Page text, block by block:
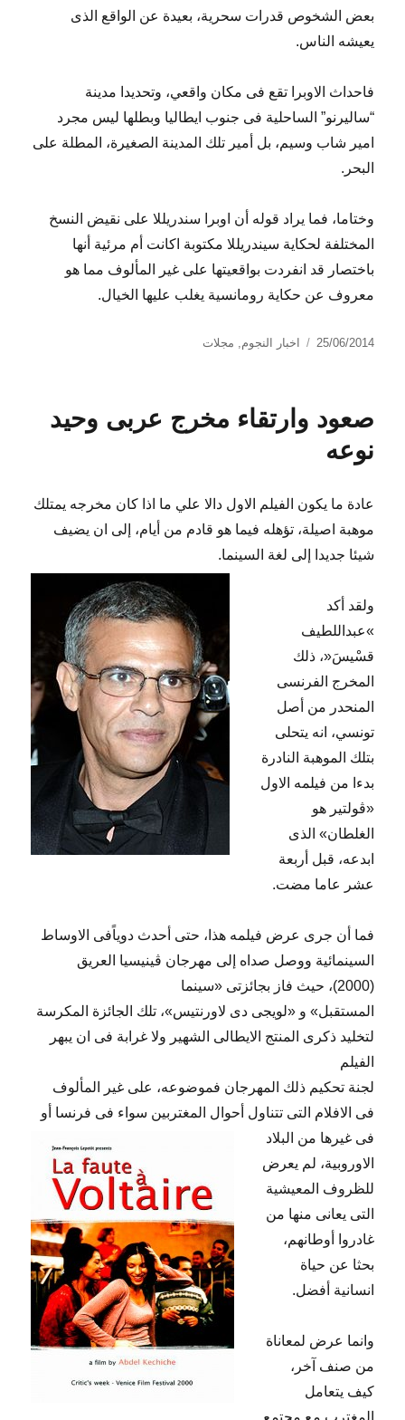
بعض الشخوص قدرات سحرية، بعيدة عن الواقع الذى
يعيشه الناس.
فاحداث الاوبرا تقع فى مكان واقعي، وتحديدا مدينة
“ساليرنو” الساحلية فى جنوب ايطاليا وبطلها ليس مجرد
امير شاب وسيم، بل أمير تلك المدينة الصغيرة، المطلة على
البحر.
وختاما، فما يراد قوله أن اوبرا سندريللا على نقيض النسخ
المختلفة لحكاية سيندريللا مكتوبة اكانت أم مرئية أنها
باختصار قد انفردت بواقعيتها على غير المألوف مما هو
معروف عن حكاية رومانسية يغلب عليها الخيال.
نُشرت
25/06/2014 التصنيفات
اخبار النجوم مجلات
صعود وارتقاء مخرج عربى وحيد
نوعه
عادة ما يكون الفيلم الاول دالا علي ما اذا كان مخرجه يمتلك
موهبة اصيلة، تؤهله فيما هو قادم من أيام، إلى ان يضيف
شيئا جديدا إلى لغة السينما.
ولقد أكد
»عبداللطيف
قسْيسَ«، ذلك
المخرج الفرنسى
المنحدر من أصل
تونسي، انه يتحلى
بتلك الموهبة النادرة
بدءا من فيلمه الاول
«ڤولتير هو
الغلطان» الذى
ابدعه، قبل أربعة
عشر عاما مضت.
فما أن جرى عرض فيلمه هذا، حتى أحدث دوياًفى الاوساط
السينمائية ووصل صداه إلى مهرجان ڤينيسيا العريق
(2000)، حيث فاز بجائزتى «سينما
المستقبل» و «لويجى دى لاورنتيس»، تلك الجائزة المكرسة
لتخليد ذكرى المنتج الايطالى الشهير ولا غرابة فى ان يبهر
الفيلم
لجنة تحكيم ذلك المهرجان فموضوعه، على غير المألوف
فى الافلام التى تتناول أحوال المغتربين سواء فى فرنسا أو
فى غيرها من البلاد
الاوروبية، لم يعرض
للظروف المعيشية
التى يعانى منها من
غادروا أوطانهم،
بحثا عن حياة
انسانية أفضل.
وانما عرض لمعاناة
من صنف آخر،
كيف يتعامل
المغترب مع مجتمع